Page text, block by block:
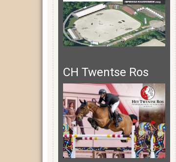
CH Twentse Ros